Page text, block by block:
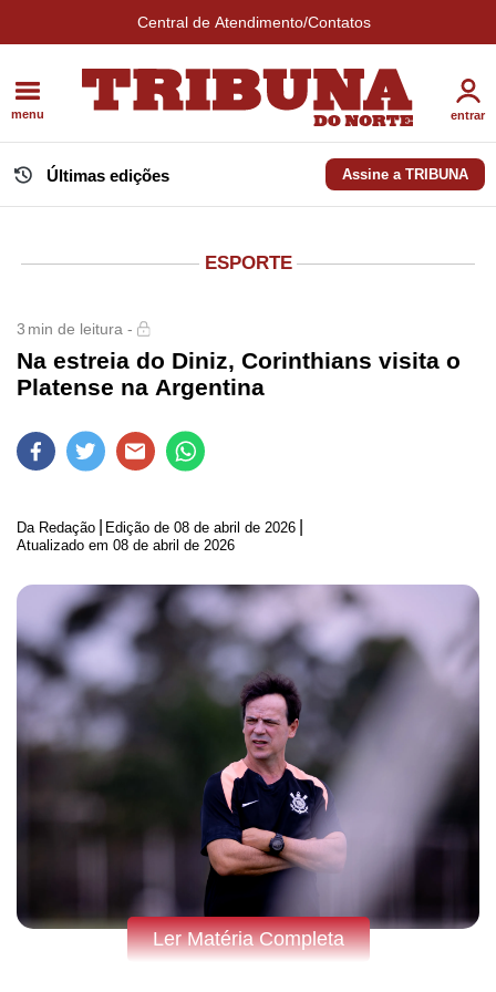
Central de Atendimento/Contatos
menu entrar
Últimas edições Assine a TRIBUNA
ESPORTE
3 min de leitura -
Na estreia do Diniz, Corinthians visita o
Platense na Argentina
Da Redação Edição de 08 de abril de 2026
Atualizado em 08 de abril de 2026
Ler Matéria Completa